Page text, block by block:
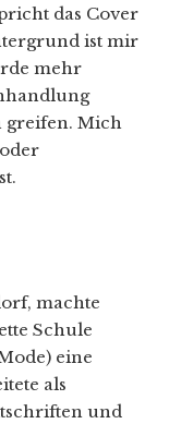
das Cover
ist mir
mehr
greifen. Mich
machte
Schule
eine
als
und